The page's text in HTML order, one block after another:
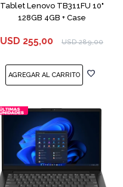
Tablet Lenovo TB311FU 10"
128GB 4GB + Case
USD 255,00 USD 289,00